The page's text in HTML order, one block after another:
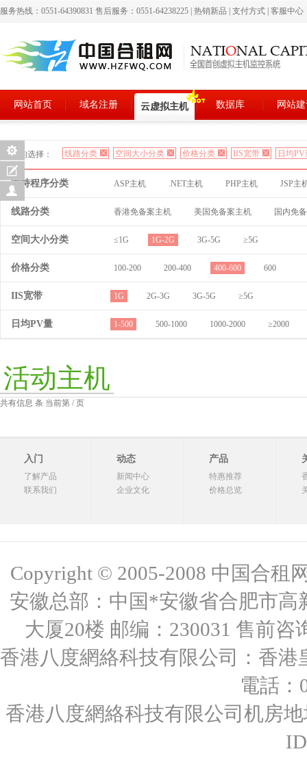
服务热线：0551-64390831 售后服务：0551-64238225 热销新品 支付方式 客服中心
网站首页 域名注册 云虚拟主机 数据库 网站
您的选择： 线路分类 空间大小分类 价格分类 IIS宽带 日均PV
支持程序分类 ASP主机 .NET主机 PHP主机 JSP主
线路分类 香港免备案主机 美国免备案主机 国内免
空间大小分类 ≤1G 1G-2G 3G-5G ≥5G
价格分类 100-200 200-400 400-600 600
IIS宽带 1G 2G-3G 3G-5G ≥5G
日均PV量 1-500 500-1000 1000-2000 ≥2000
活动主机
共有信息 条 当前第 / 页
入门
了解产品
联系我们
动态
新闻中心
企业文化
产品
特惠推荐
价格总览
Copyright © 2005-2008 中国合租
安徽总部：中国*安徽省合肥市
大厦20楼 邮编：230031 售前咨
香港八度網絡科技有限公司：香
電話：
香港八度網絡科技有限公司机房